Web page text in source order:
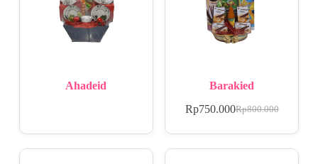
Ahadeid Barakied
Rp800.000
Rp750.000